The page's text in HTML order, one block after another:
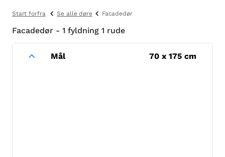
Start forfra Se alle døre Facadedør
Facadedør - 1 fyldning 1 rude
Mål 70 x 175 cm